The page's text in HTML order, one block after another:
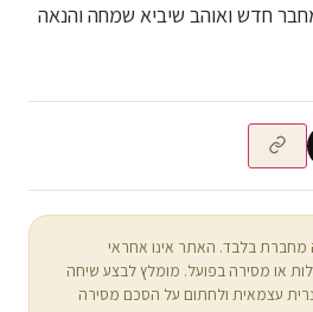
חדש ואוהב שיביא שמחה והנאה
מחברת בלבד. האתר אינו אחראי
או מסירה בפועל. מומלץ לבצע שיחה
עצמאית ולחתום על הסכם מסירה